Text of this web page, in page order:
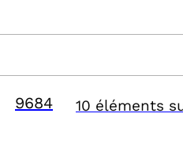
9684 10 éléments